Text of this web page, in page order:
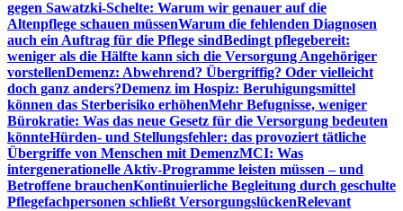
gegen Sawatzki-Schelte: Warum wir genauer auf die
Altenpflege schauen müssenWarum die fehlenden Diagnosen
auch ein Auftrag für die Pflege sindBedingt pflegebereit:
weniger als die Hälfte kann sich die Versorgung Angehöriger
vorstellenDemenz: Abwehrend? Übergriffig? Oder vielleicht
doch ganz anders?Demenz im Hospiz: Beruhigungsmittel
können das Sterberisiko erhöhenMehr Befugnisse, weniger
Bürokratie: Was das neue Gesetz für die Versorgung bedeuten
könnteHürden- und Stellungsfehler: das provoziert tätliche
Übergriffe von Menschen mit DemenzMCI: Was
intergenerationelle Aktiv-Programme leisten müssen – und
Betroffene brauchenKontinuierliche Begleitung durch geschulte
Pflegefachpersonen schließt VersorgungslückenRelevant